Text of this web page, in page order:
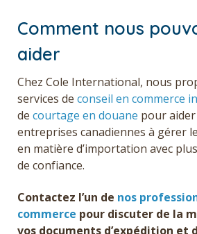
Comment nous
aider
Chez Cole International, nous
services de conseil en commerce
de courtage en douane pour aider
entreprises canadiennes à gérer
en matière d’importation avec
de confiance.
Contactez l’un de nos
commerce pour discuter de la
vos documents d’expédition et